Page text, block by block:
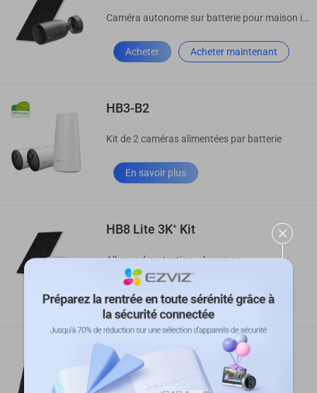
Caméra autonome sur batterie pour maison intelligente
Acheter Acheter maintenant
HB3-B2
Kit de 2 caméras alimentées par batterie
En savoir plus
HB8 Lite 3K⁺ Kit
All-round protection, always on
Acheter
EB8 4G Kit
Caméra 4G motorisée sur batterie